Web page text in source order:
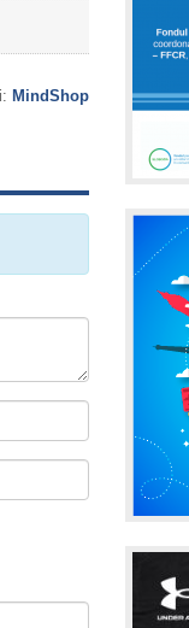
MindShop